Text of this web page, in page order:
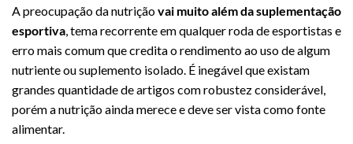
A preocupação da nutriçãovai muito além da suplementação
esportiva, tema recorrente em qualquer roda de esportistas e
erro mais comum que credita o rendimento ao uso de algum
nutriente ou suplemento isolado. É inegável que existam
grandes quantidade de artigos com robustez considerável,
porém a nutrição ainda merece e deve ser vista como fonte
alimentar.